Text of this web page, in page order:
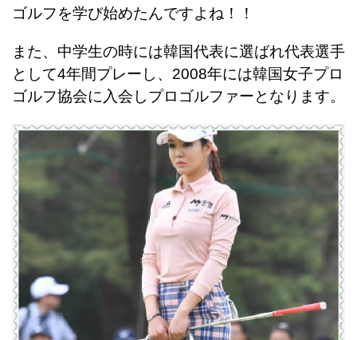
ゴルフを学び始めたんですよね！！
また、中学生の時には韓国代表に選ばれ代表選手
として4年間プレーし、2008年には韓国女子プロ
ゴルフ協会に入会しプロゴルファーとなります。